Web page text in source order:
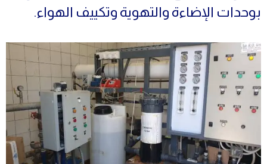
بوحدات الإضاءة والتهوية وتكييف الهواء.